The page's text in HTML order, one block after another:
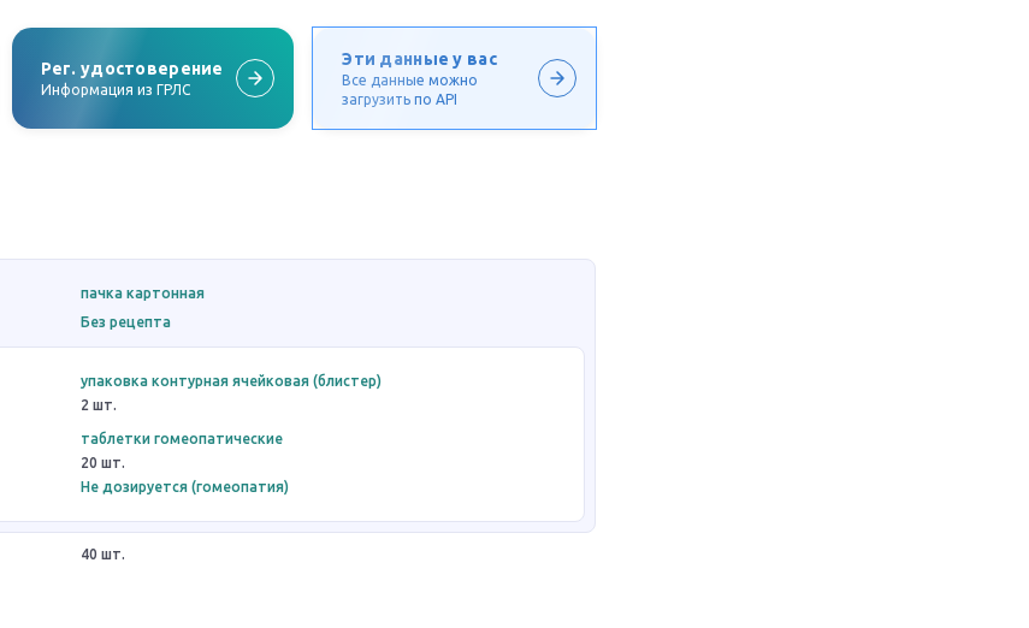
Рег. удостоверение
Информация из ГРЛС
Эти данные у вас
Все данные можно
загрузить по API
пачка картонная
Без рецепта
упаковка контурная ячейковая (блистер)
2 шт.
таблетки гомеопатические
20 шт.
Не дозируется (гомеопатия)
40 шт.